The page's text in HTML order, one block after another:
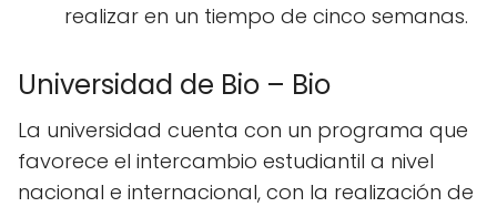
realizar en un tiempo de cinco semanas.
Universidad de Bio – Bio
La universidad cuenta con un programa que
favorece el intercambio estudiantil a nivel
nacional e internacional, con la realización de